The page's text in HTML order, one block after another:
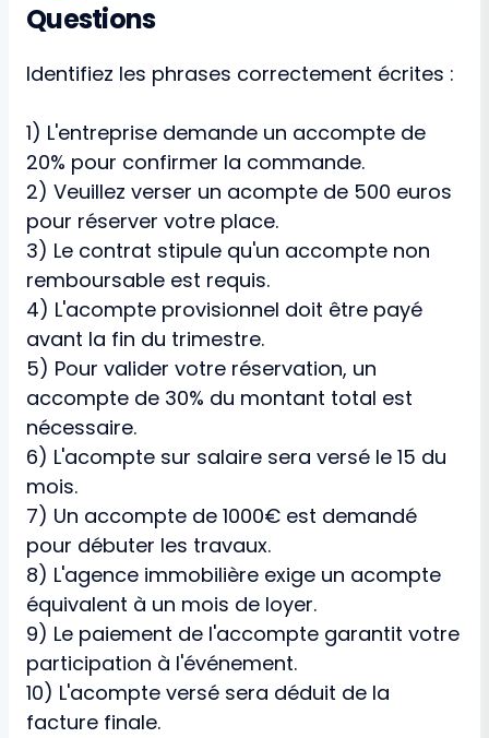
Questions
Identifiez les phrases correctement écrites :
1) L'entreprise demande un accompte de
20% pour confirmer la commande.
2) Veuillez verser un acompte de 500 euros
pour réserver votre place.
3) Le contrat stipule qu'un accompte non
remboursable est requis.
4) L'acompte provisionnel doit être payé
avant la fin du trimestre.
5) Pour valider votre réservation, un
accompte de 30% du montant total est
nécessaire.
6) L'acompte sur salaire sera versé le 15 du
mois.
7) Un accompte de 1000€ est demandé
pour débuter les travaux.
8) L'agence immobilière exige un acompte
équivalent à un mois de loyer.
9) Le paiement de l'accompte garantit votre
participation à l'événement.
10) L'acompte versé sera déduit de la
facture finale.